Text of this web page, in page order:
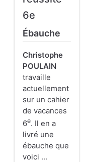
6e
Ébauche
Christophe
POULAIN
travaille
actuellement
sur un cahier
de vacances
6e. Il en a
livré une
ébauche que
voici ...